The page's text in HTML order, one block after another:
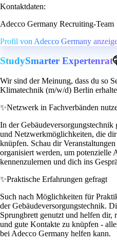
Kontaktdaten:
Adecco Germany Recruiting-Team
Profil von Adecco Germany
StudySmarter Expertenrat
Wir sind der Meinung, dass du so
Klimatechnik (m/w/d) Berlin
✨Netzwerk in Fachverbänden
In der Gebäudeversorgungstechnik
und Netzwerkmöglichkeiten, die
knüpfen. Schau dir
organisiert werden, um potenzielle
kennenzulernen und dich ins
✨Praktische Erfahrungen gefragt
Such nach Möglichkeiten für
der Gebäudeversorgungstechnik.
Sprungbrett genutzt und helfen dir,
und gute Kontakte zu knüpfen -
bei Adecco Germany helfen kann.